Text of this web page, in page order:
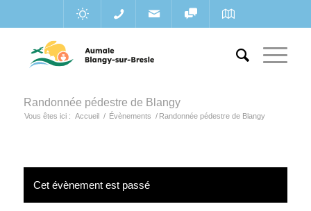
Randonnée pédestre de Blangy
Vous êtes ici : Accueil / Évènements / Randonnée pédestre de Blangy
Cet évènement est passé